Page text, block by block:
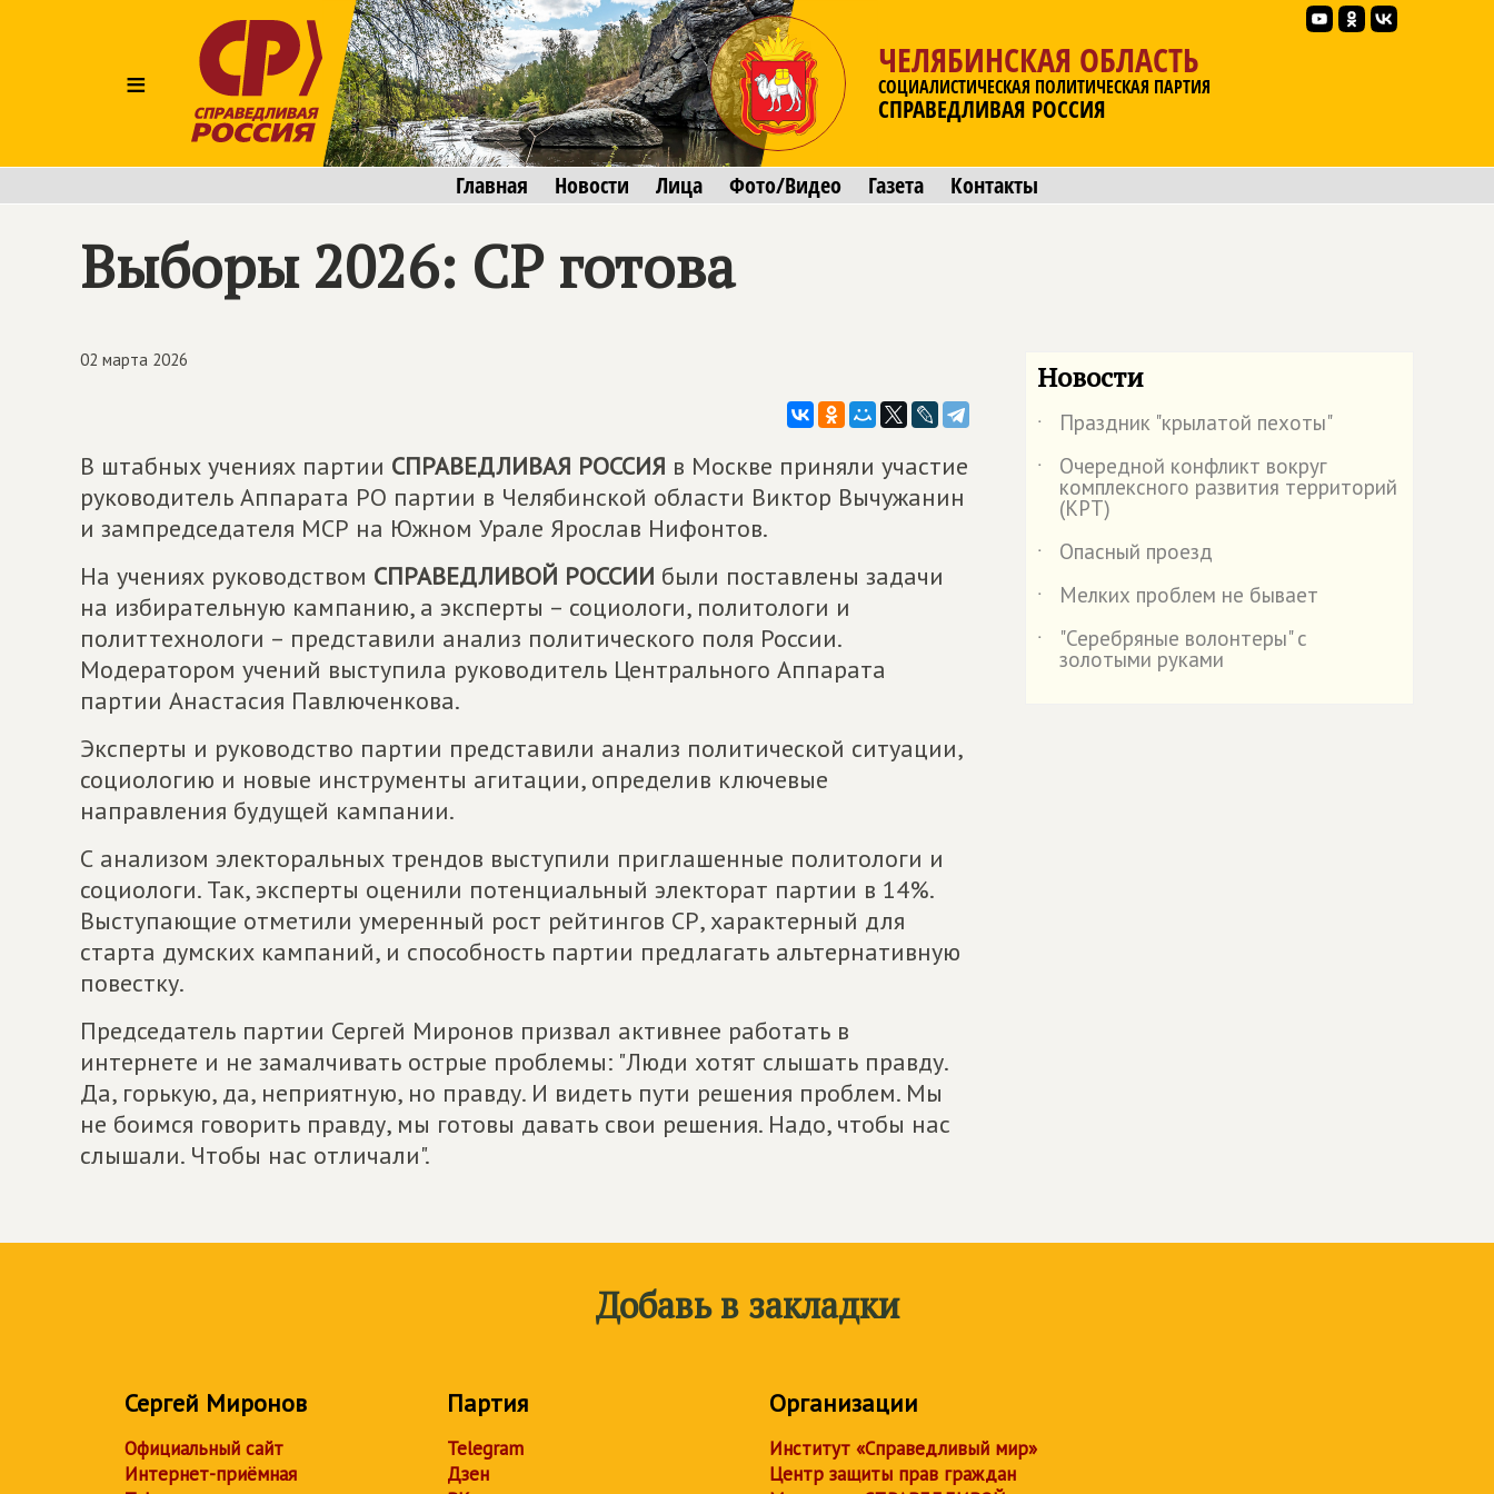
≡
ЧЕЛЯБИНСКАЯ ОБЛАСТЬ
СОЦИАЛИСТИЧЕСКАЯ ПОЛИТИЧЕСКАЯ ПАРТИЯ
СПРАВЕДЛИВАЯ РОССИЯ
Главная Новости Лица Фото/Видео Газета Контакты
Выборы 2026: СР готова
02 марта 2026
В штабных учениях партии СПРАВЕДЛИВАЯ РОССИЯ в Москве приняли участие
руководитель Аппарата РО партии в Челябинской области Виктор Вычужанин
и зампредседателя МСР на Южном Урале Ярослав Нифонтов.
На учениях руководством СПРАВЕДЛИВОЙ РОССИИ были поставлены задачи
на избирательную кампанию, а эксперты – социологи, политологи и
политтехнологи – представили анализ политического поля России.
Модератором учений выступила руководитель Центрального Аппарата
партии Анастасия Павлюченкова.
Эксперты и руководство партии представили анализ политической ситуации,
социологию и новые инструменты агитации, определив ключевые
направления будущей кампании.
С анализом электоральных трендов выступили приглашенные политологи и
социологи. Так, эксперты оценили потенциальный электорат партии в 14%.
Выступающие отметили умеренный рост рейтингов СР, характерный для
старта думских кампаний, и способность партии предлагать альтернативную
повестку.
Председатель партии Сергей Миронов призвал активнее работать в
интернете и не замалчивать острые проблемы: "Люди хотят слышать правду.
Да, горькую, да, неприятную, но правду. И видеть пути решения проблем. Мы
не боимся говорить правду, мы готовы давать свои решения. Надо, чтобы нас
слышали. Чтобы нас отличали".
Новости
˙
Праздник "крылатой пехоты"
˙
Очередной конфликт вокруг
комплексного развития территорий
(КРТ)
˙
Опасный проезд
˙
Мелких проблем не бывает
˙
"Серебряные волонтеры" с
золотыми руками
Добавь в закладки
Сергей Миронов
Официальный сайт
Интернет-приёмная
Партия
Telegram
Дзен
Организации
Институт «Справедливый мир»
Центр защиты прав граждан